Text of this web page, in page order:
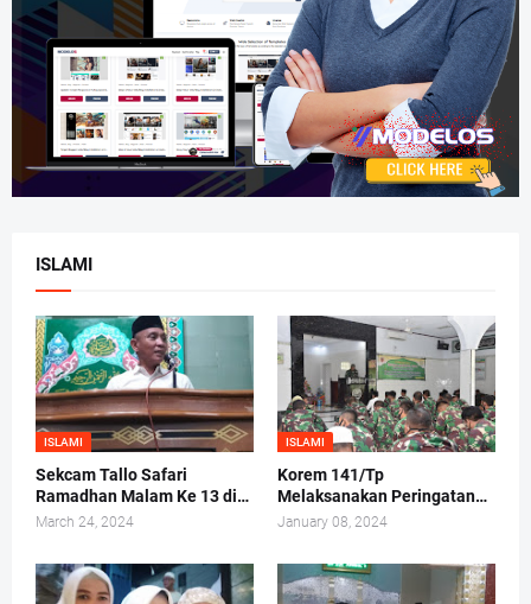
ISLAMI
ISLAMI
Sekcam Tallo Safari
Ramadhan Malam Ke 13 di
Mesjid Darul Ma'arif,
March 24, 2024
ISLAMI
Korem 141/Tp
Melaksanakan Peringatan
Maulid Nabi Muhammad
January 08, 2024